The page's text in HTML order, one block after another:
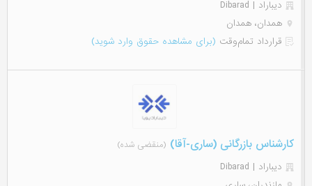
دیباراد | Dibarad
همدان، همدان
قرارداد تمام‌وقت (برای مشاهده حقوق وارد شوید)
کارشناس بازرگانی (ساری-آقا) (منقضی شده)
دیباراد | Dibarad